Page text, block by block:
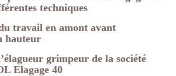
techniques
travail en amont avant
hauteur
grimpeur de la société
Elagage 40